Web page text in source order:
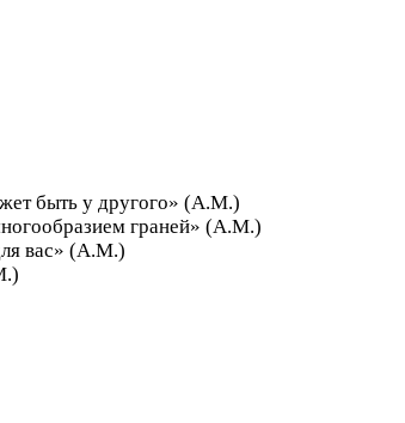
быть у другого» (А.М.)
граней» (А.М.)
вас» (А.М.)